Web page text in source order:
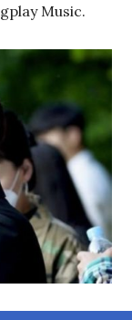
Music.